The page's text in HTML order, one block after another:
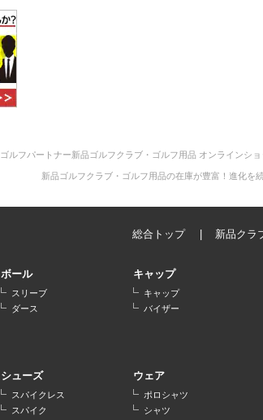
ゴルフパートナー新品ゴルフクラブ・ゴルフ用品 オンラインシ
新品ゴルフクラブ・ゴルフ用品の在庫が豊富！進化を
総合トップ 新品クラ
ボール
スリーブ
ダース
キャップ
キャップ
バイザー
シューズ
スパイクレス
スパイク
ウェア
ポロシャツ
シャツ